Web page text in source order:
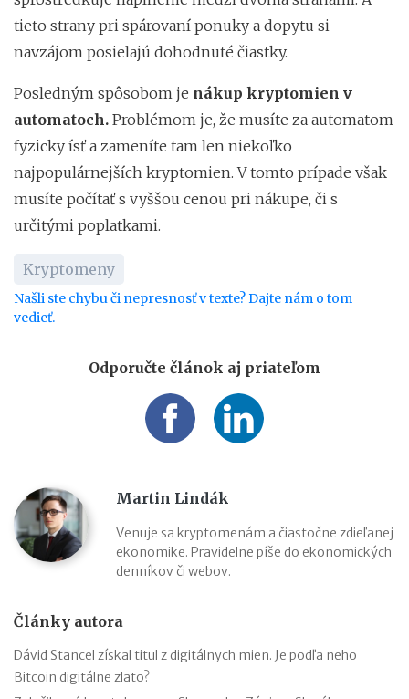
tieto strany pri spárovaní ponuky a dopytu si
navzájom posielajú dohodnuté čiastky.
Posledným spôsobom je nákup kryptomien v
automatoch. Problémom je, že musíte za automatom
fyzicky ísť a zameníte tam len niekoľko
najpopulárnejších kryptomien. V tomto prípade však
musíte počítať s vyššou cenou pri nákupe, či s
určitými poplatkami.
Kryptomeny
Našli ste chybu či nepresnosť v texte? Dajte nám o tom
vedieť.
Odporučte článok aj priateľom
Martin Lindák
Venuje sa kryptomenám a čiastočne zdieľanej
ekonomike. Pravidelne píše do ekonomických
denníkov či webov.
Články autora
Dávid Stancel získal titul z digitálnych mien. Je podľa neho
Bitcoin digitálne zlato?